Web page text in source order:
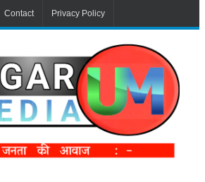
Contact Privacy Policy